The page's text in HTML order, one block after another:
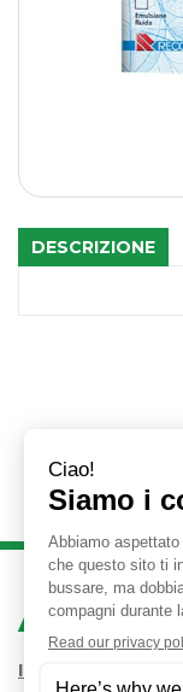
DESCRIZIONE
AREA
Iscrizione alla